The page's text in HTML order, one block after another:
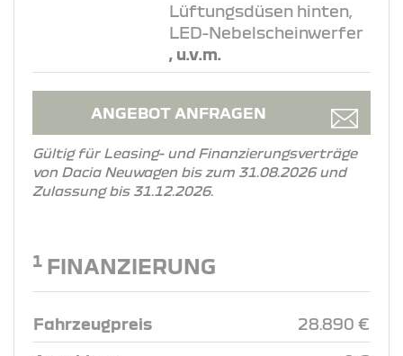
Lüftungsdüsen hinten,
LED-Nebelscheinwerfer
, u.v.m.
ANGEBOT ANFRAGEN
Gültig für Leasing- und Finanzierungsverträge
von Dacia Neuwagen bis zum 31.08.2026 und
Zulassung bis 31.12.2026.
1 FINANZIERUNG
Fahrzeugpreis 28.890 €